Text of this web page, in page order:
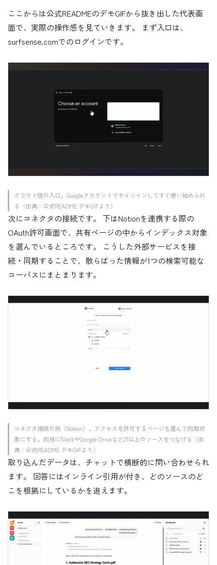
ここからは公式READMEのデモGIFから抜き出した代表画
面で、実際の操作感を見ていきます。 まず入口は、
surfsense.comでのログインです。
クラウド版の入口。Googleアカウントでサインインしてすぐ使い始められ
る（出典：公式README デモGIFより）
次にコネクタの接続です。 下はNotionを連携する際の
OAuth許可画面で、共有ページの中からインデックス対象
を選んでいるところです。 こうした外部サービスを接
続・同期することで、散らばった情報が1つの検索可能な
コーパスにまとまります。
コネクタ接続の例（Notion）。アクセスを許可するページを選んで同期対
象にする。同様にSlackやGoogle Driveなど27以上のソースをつなげる（出
典：公式README デモGIFより）
取り込んだデータは、チャットで横断的に問い合わせられ
ます。 回答にはインライン引用が付き、どのソースのど
こを根拠にしているかを追えます。